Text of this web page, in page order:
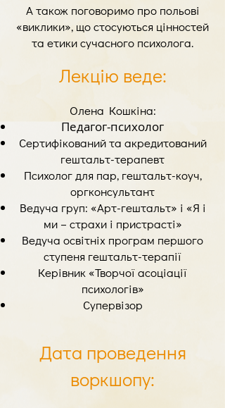
А також поговоримо про польові
«виклики», що стосуються цінностей
та етики сучасного психолога.
Лекцію веде:
Олена Кошкіна:
Педагог-психолог
Сертифікований та акредитований
гештальт-терапевт
Психолог для пар, гештальт-коуч,
оргконсультант
Ведуча груп: «Арт-гештальт» і «Я і
ми – страхи і пристрасті»
Ведуча освітніх програм першого
ступеня гештальт-терапії
Керівник «Творчої асоціації
психологів»
Супервізор
Дата проведення
воркшопу: